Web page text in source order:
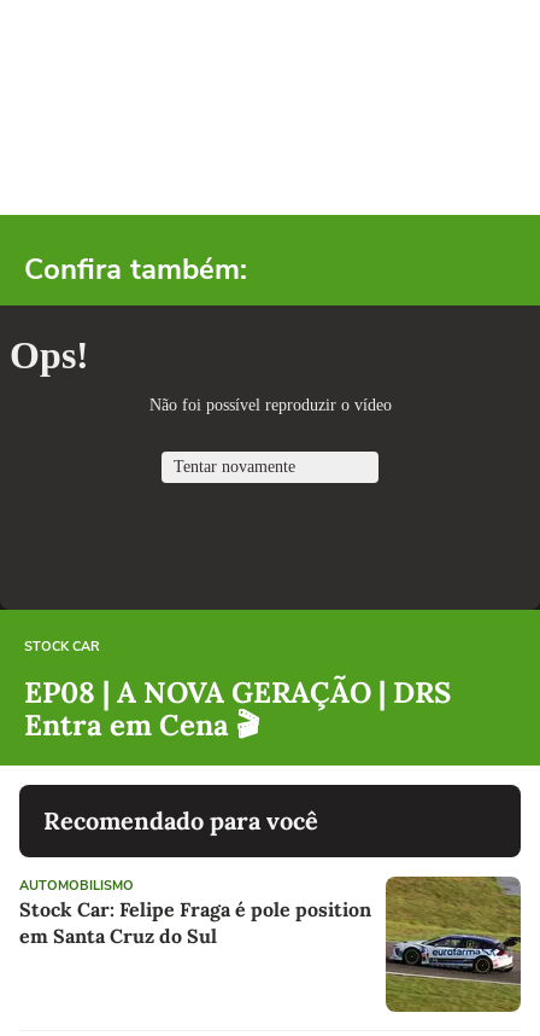
Confira também:
STOCK CAR
EP08 | A NOVA GERAÇÃO | DRS
Entra em Cena 🎬
Recomendado para você
AUTOMOBILISMO
Stock Car: Felipe Fraga é pole position
em Santa Cruz do Sul